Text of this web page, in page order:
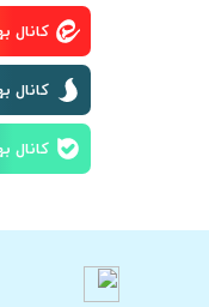
کانال
کانال
کانال